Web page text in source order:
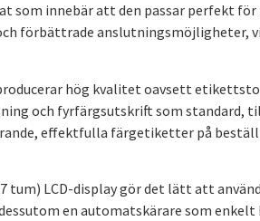
som innebär att den passar perfekt
förbättrade
hög kvalitet oavsett
och fyrfärgsutskrift som standard,
effektfulla färgetiketter på
tum) LCD-display gör det lätt att
en automatskärare som